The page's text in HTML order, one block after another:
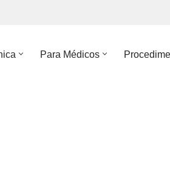
Para Médicos